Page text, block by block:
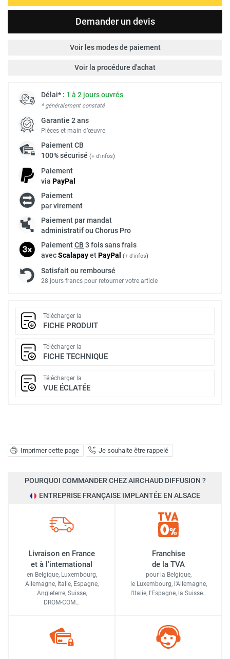
Imprimer cette page Je souhaite être rappelé
Demander un devis
Voir les modes de paiement
Voir la procédure d'achat
Délai* : 1 à 2 jours ouvrés
* généralement constaté
Garantie 2 ans
Pièces et main d’œuvre
PaiementCB
100% sécurisé (+ d'infos)
Paiement
via PayPal
Paiement
par virement
Paiement par mandat
administratif ou Chorus Pro
PaiementCB 3 fois sans frais
avecScalapayetPayPal (+ d'infos)
Satisfait ou remboursé
28 jours francs pour retourner votre article
Télécharger la
FICHE PRODUIT
Télécharger la
FICHE TECHNIQUE
Télécharger la
VUE ÉCLATÉE
POURQUOI COMMANDER CHEZ AIRCHAUD DIFFUSION ?
ENTREPRISE FRANÇAISE IMPLANTÉE EN ALSACE
Livraison en France
et à l'international
en Belgique, Luxembourg,
Allemagne, Italie, Espagne,
Angleterre, Suisse,
DROM-COM…
Franchise
de la TVA
pour la Belgique,
le Luxembourg, l'Allemagne,
l'Italie, l'Espagne, la Suisse…